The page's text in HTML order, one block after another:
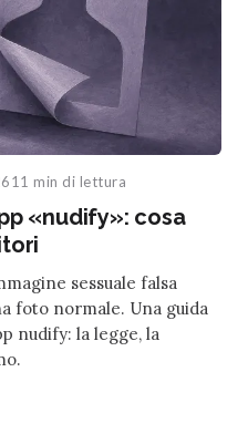
11 min di lettura
«nudify»: cosa
sessuale falsa
foto normale. Una guida
nudify: la legge, la